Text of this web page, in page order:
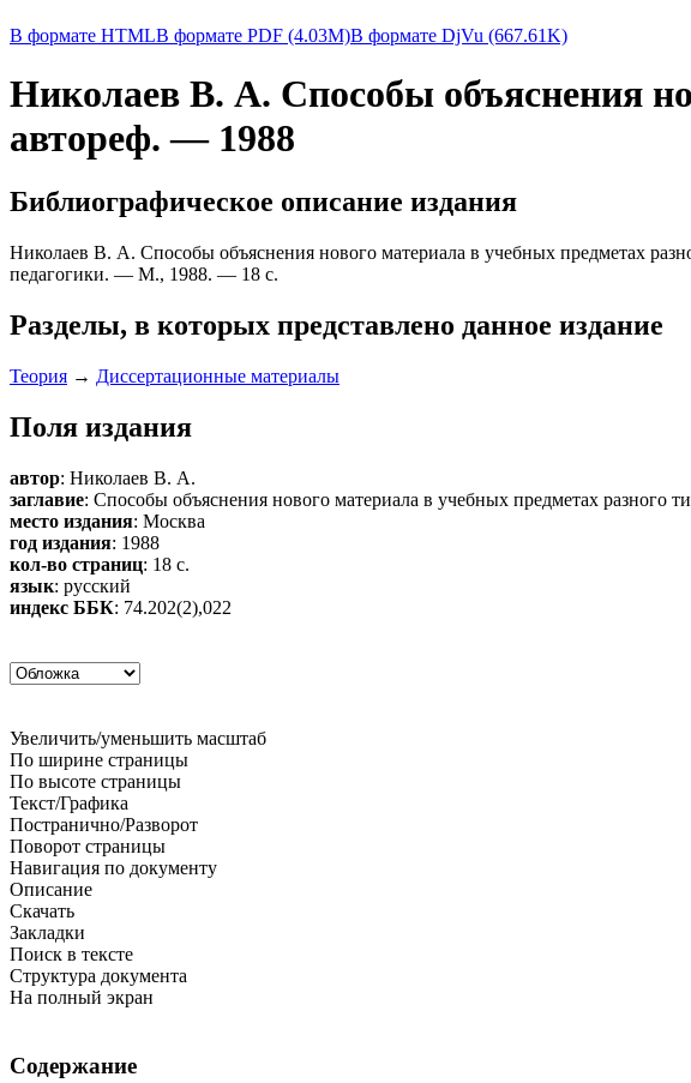
В формате HTMLВ формате PDF (4.03M)В формате DjVu (667.61K)
Николаев В. А. Способы объяснения
автореф. — 1988
Библиографическое описание издания
Николаев В. А. Способы объяснения нового материала в учебных предметах
педагогики. — М., 1988. — 18 с.
Разделы, в которых представлено данное издание
Теория → Диссертационные материалы
Поля издания
автор: Николаев В. А.
заглавие: Способы объяснения нового материала в учебных предметах разного
место издания: Москва
год издания: 1988
кол-во страниц: 18 с.
язык: русский
индекс ББК: 74.202(2),022
Увеличить/уменьшить масштаб
По ширине страницы
По высоте страницы
Текст/Графика
Постранично/Разворот
Поворот страницы
Навигация по документу
Описание
Скачать
Закладки
Поиск в тексте
Структура документа
На полный экран
Содержание